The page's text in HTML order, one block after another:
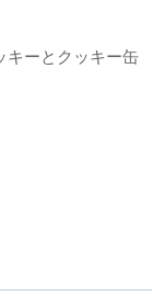
キーとクッキー缶